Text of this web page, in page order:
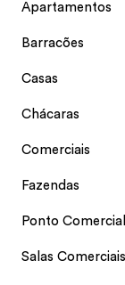
Apartamentos
Barracões
Casas
Chácaras
Comerciais
Fazendas
Ponto Comercial
Salas Comerciais